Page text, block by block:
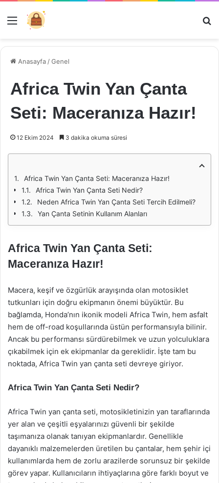
Menü
Anasayfa /Genel
Africa Twin Yan Çanta
Seti: Maceranıza Hazır!
12 Ekim 2024 3 dakika okuma süresi
Africa Twin Yan Çanta Seti: Maceranıza Hazır!
Africa Twin Yan Çanta Seti Nedir?
Neden Africa Twin Yan Çanta Seti Tercih Edilmeli?
Yan Çanta Setinin Kullanım Alanları
Africa Twin Yan Çanta Seti:
Maceranıza Hazır!
Macera, keşif ve özgürlük arayışında olan motosiklet
tutkunları için doğru ekipmanın önemi büyüktür. Bu
bağlamda, Honda’nın ikonik modeli Africa Twin, hem asfalt
hem de off-road koşullarında üstün performansıyla bilinir.
Ancak bu performansı sürdürebilmek ve uzun yolculuklara
çıkabilmek için ek ekipmanlar da gereklidir. İşte tam bu
noktada, Africa Twin yan çanta seti devreye giriyor.
Africa Twin Yan Çanta Seti Nedir?
Africa Twin yan çanta seti, motosikletinizin yan taraflarında
yer alan ve çeşitli eşyalarınızı güvenli bir şekilde
taşımanıza olanak tanıyan ekipmanlardır. Genellikle
dayanıklı malzemelerden üretilen bu çantalar, hem şehir içi
kullanımlarda hem de zorlu arazilerde sorunsuz bir şekilde
görev yapar. Kullanıcıların ihtiyaçlarına göre farklı boyut ve